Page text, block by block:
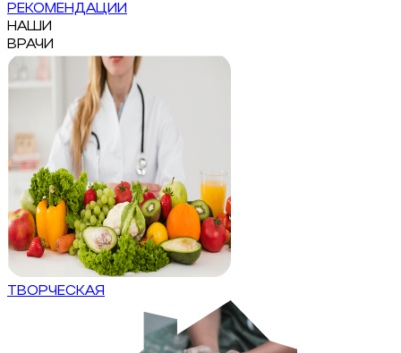
РЕКОМЕНДАЦИИ
НАШИ
ВРАЧИ
ТВОРЧЕСКАЯ